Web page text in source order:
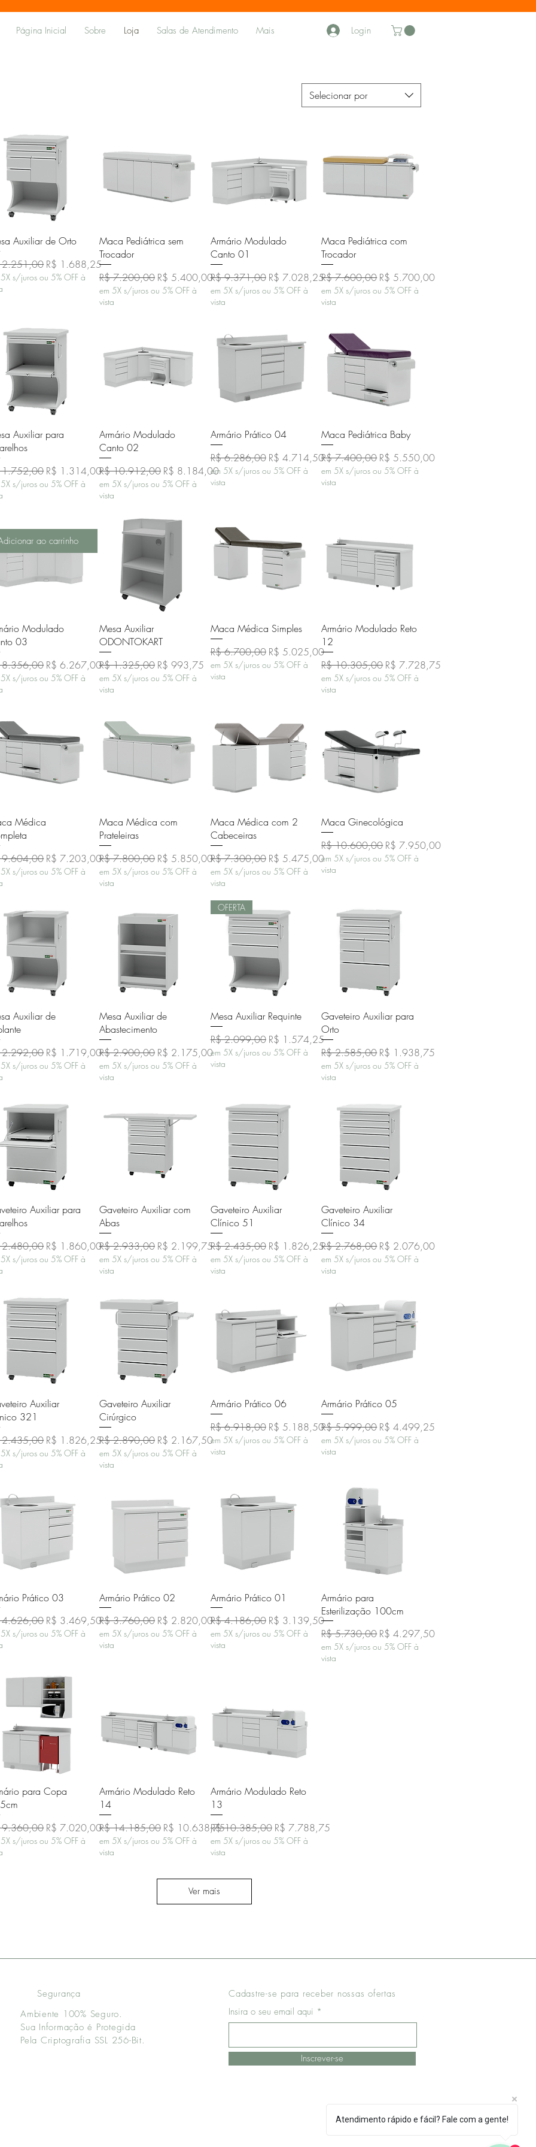
Página Inicial Sobre Loja Salas de Atendimento Mais Login
Selecionar por
Visualização rápida
Auxiliar de Orto
normal
2.251,00 Preço promocional
R$ 1.688,25
s/juros ou 5% OFF à
Visualização rápida
Maca Pediátrica sem
Trocador
Preço normal
R$ 7.200,00 Preço promocional
R$ 5.400,00
em 5X s/juros ou 5% OFF à
vista
Visualização rápida
Armário Modulado
Canto 01
Preço normal
R$ 9.371,00 Preço promocional
R$ 7.028,25
em 5X s/juros ou 5% OFF à
vista
Visualização rápida
Maca Pediátrica com
Trocador
Preço normal
R$ 7.600,00 Preço promocional
R$ 5.700,00
em 5X s/juros ou 5% OFF à
vista
Visualização rápida
Auxiliar para
normal
1.752,00 Preço promocional
R$ 1.314,00
s/juros ou 5% OFF à
Visualização rápida
Armário Modulado
Canto 02
Preço normal
R$ 10.912,00 Preço promocional
R$ 8.184,00
em 5X s/juros ou 5% OFF à
vista
Visualização rápida
Armário Prático 04
Preço normal
R$ 6.286,00 Preço promocional
R$ 4.714,50
em 5X s/juros ou 5% OFF à
vista
Visualização rápida
Maca Pediátrica Baby
Preço normal
R$ 7.400,00 Preço promocional
R$ 5.550,00
em 5X s/juros ou 5% OFF à
vista
Visualização rápida
Modulado
03
normal
8.356,00 Preço promocional
R$ 6.267,00
s/juros ou 5% OFF à
Visualização rápida
Mesa Auxiliar
ODONTOKART
Preço normal
R$ 1.325,00 Preço promocional
R$ 993,75
em 5X s/juros ou 5% OFF à
vista
Visualização rápida
Maca Médica Simples
Preço normal
R$ 6.700,00 Preço promocional
R$ 5.025,00
em 5X s/juros ou 5% OFF à
vista
Visualização rápida
Armário Modulado Reto
12
Preço normal
R$ 10.305,00 Preço promocional
R$ 7.728,75
em 5X s/juros ou 5% OFF à
vista
Visualização rápida
Médica
normal
9.604,00 Preço promocional
R$ 7.203,00
s/juros ou 5% OFF à
Visualização rápida
Maca Médica com
Prateleiras
Preço normal
R$ 7.800,00 Preço promocional
R$ 5.850,00
em 5X s/juros ou 5% OFF à
vista
Visualização rápida
Maca Médica com 2
Cabeceiras
Preço normal
R$ 7.300,00 Preço promocional
R$ 5.475,00
em 5X s/juros ou 5% OFF à
vista
Visualização rápida
Maca Ginecológica
Preço normal
R$ 10.600,00 Preço promocional
R$ 7.950,00
em 5X s/juros ou 5% OFF à
vista
Visualização rápida
Auxiliar de
normal
2.292,00 Preço promocional
R$ 1.719,00
s/juros ou 5% OFF à
Visualização rápida
Mesa Auxiliar de
Abastecimento
Preço normal
R$ 2.900,00 Preço promocional
R$ 2.175,00
em 5X s/juros ou 5% OFF à
vista
Visualização rápida
OFERTA
Mesa Auxiliar Requinte
Preço normal
R$ 2.099,00 Preço promocional
R$ 1.574,25
em 5X s/juros ou 5% OFF à
vista
Visualização rápida
Gaveteiro Auxiliar para
Orto
Preço normal
R$ 2.585,00 Preço promocional
R$ 1.938,75
em 5X s/juros ou 5% OFF à
vista
Visualização rápida
Auxiliar para
normal
2.480,00 Preço promocional
R$ 1.860,00
s/juros ou 5% OFF à
Visualização rápida
Gaveteiro Auxiliar com
Abas
Preço normal
R$ 2.933,00 Preço promocional
R$ 2.199,75
em 5X s/juros ou 5% OFF à
vista
Visualização rápida
Gaveteiro Auxiliar
Clínico 51
Preço normal
R$ 2.435,00 Preço promocional
R$ 1.826,25
em 5X s/juros ou 5% OFF à
vista
Visualização rápida
Gaveteiro Auxiliar
Clínico 34
Preço normal
R$ 2.768,00 Preço promocional
R$ 2.076,00
em 5X s/juros ou 5% OFF à
vista
Visualização rápida
Auxiliar
321
normal
2.435,00 Preço promocional
R$ 1.826,25
s/juros ou 5% OFF à
Visualização rápida
Gaveteiro Auxiliar
Cirúrgico
Preço normal
R$ 2.890,00 Preço promocional
R$ 2.167,50
em 5X s/juros ou 5% OFF à
vista
Visualização rápida
Armário Prático 06
Preço normal
R$ 6.918,00 Preço promocional
R$ 5.188,50
em 5X s/juros ou 5% OFF à
vista
Visualização rápida
Armário Prático 05
Preço normal
R$ 5.999,00 Preço promocional
R$ 4.499,25
em 5X s/juros ou 5% OFF à
vista
Visualização rápida
Prático 03
normal
4.626,00 Preço promocional
R$ 3.469,50
s/juros ou 5% OFF à
Visualização rápida
Armário Prático 02
Preço normal
R$ 3.760,00 Preço promocional
R$ 2.820,00
em 5X s/juros ou 5% OFF à
vista
Visualização rápida
Armário Prático 01
Preço normal
R$ 4.186,00 Preço promocional
R$ 3.139,50
em 5X s/juros ou 5% OFF à
vista
Visualização rápida
Armário para
Esterilização 100cm
Preço normal
R$ 5.730,00 Preço promocional
R$ 4.297,50
em 5X s/juros ou 5% OFF à
vista
Visualização rápida
para Copa
normal
9.360,00 Preço promocional
R$ 7.020,00
s/juros ou 5% OFF à
Visualização rápida
Armário Modulado Reto
14
Preço normal
R$ 14.185,00 Preço promocional
R$ 10.638,75
em 5X s/juros ou 5% OFF à
vista
Visualização rápida
Armário Modulado Reto
13
Preço normal
R$ 10.385,00 Preço promocional
R$ 7.788,75
em 5X s/juros ou 5% OFF à
vista
Ver mais
ao carrinho
Segurança
Ambiente 100% Seguro.
Sua Informação é Protegida
Pela Criptografia SSL 256-Bit.
Cadastre-se para receber nossas ofertas
Insira o seu email aqui
Inscrever-se
Atendimento rápido e fácil? Fale com a gente!